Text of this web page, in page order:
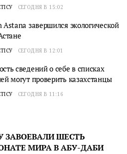
СЕГОДНЯ В 15:02
Astana завершился экологической
СЕГОДНЯ В 12:01
сведений о себе в списках
могут проверить казахстанцы
СЕГОДНЯ В 11:16
ЗАВОЕВАЛИ ШЕСТЬ
МИРА В АБУ-ДАБИ